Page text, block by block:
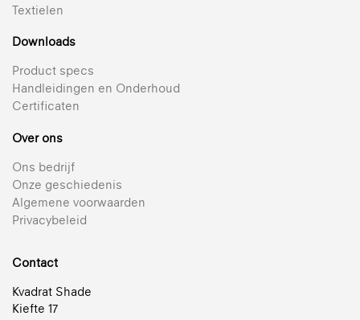
Textielen
Downloads
Product specs
Handleidingen en Onderhoud
Certificaten
Over ons
Ons bedrijf
Onze geschiedenis
Algemene voorwaarden
Privacybeleid
Contact
Kvadrat Shade
Kiefte 17